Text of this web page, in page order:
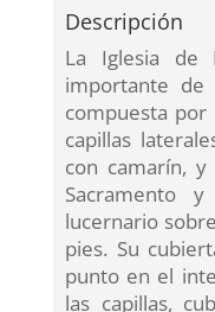
Descripción
La Iglesia de
importante de
compuesta
capillas
con camarín,
Sacramento
lucernario
pies. Su
punto en el
las capillas,